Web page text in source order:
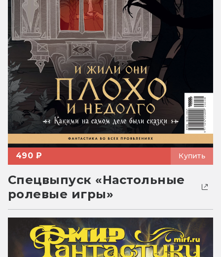
490 ₽ Купить
Спецвыпуск «Настольные
ролевые игры»